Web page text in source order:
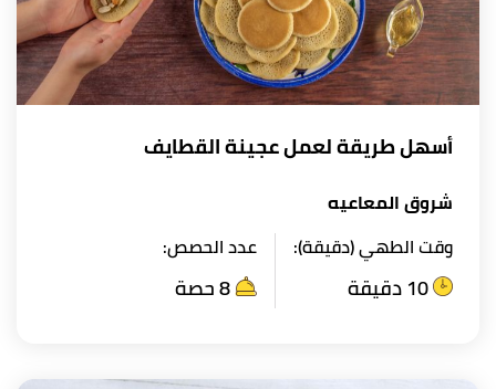
أسهل طريقة لعمل عجينة القطايف
شروق المعاعيه
وقت الطهي (دقيقة):
10 دقيقة
عدد الحصص:
8 حصة